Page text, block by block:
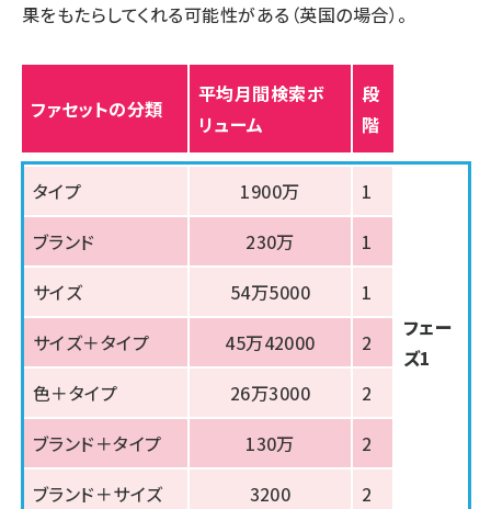
果をもたらしてくれる可能性がある（英国の場合）。
ファセットの分類
平均月間検索ボ
リューム
段
階
タイプ 1900万 1
フェー
ズ1
ブランド 230万
1
サイズ
54万5000
1
サイズ＋タイプ
45万42000
2
色＋タイプ
26万3000
2
ブランド＋タイプ
130万
2
ブランド＋サイズ
3200 2